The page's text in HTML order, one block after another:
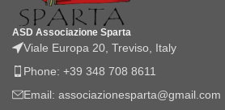
ASD Associazione Sparta
Viale Europa 20, Treviso, Italy
Phone: +39 348 708 8611
Email: associazionesparta@gmail.com